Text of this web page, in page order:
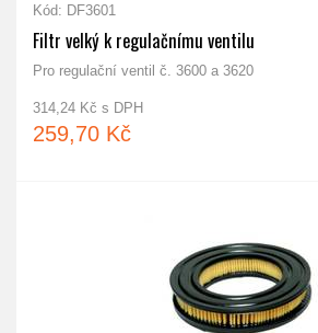
Kód: DF3601
Filtr velký k regulačnímu ventilu
Pro regulační ventil č. 3600 a 3620
314,24 Kč s DPH
259,70 Kč